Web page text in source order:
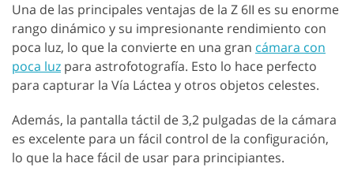
Una de las principales ventajas de la Z 6II es su enorme
rango dinámico y su impresionante rendimiento con
poca luz, lo que la convierte en una gran cámara con
poca luz para astrofotografía. Esto lo hace perfecto
para capturar la Vía Láctea y otros objetos celestes.
Además, la pantalla táctil de 3,2 pulgadas de la cámara
es excelente para un fácil control de la configuración,
lo que la hace fácil de usar para principiantes.